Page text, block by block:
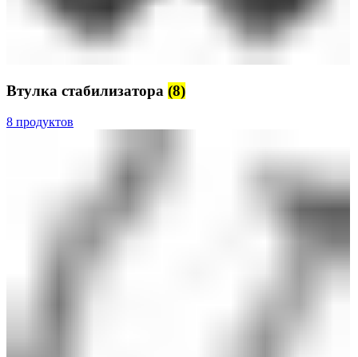
Втулка стабилизатора (8)
8 продуктов